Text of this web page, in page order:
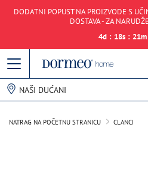
DODATNI POPUST NA PROIZVODE S
DOSTAVA - ZA
4d : 18s : 21m
NAŠI DUĆANI
NATRAG NA POČETNU STRANICU CLANCI